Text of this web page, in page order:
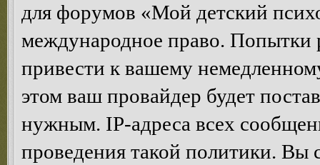
для форумов «Мой детский
международное право. Попытки
привести к вашему
этом ваш провайдер будет
нужным. IP-адреса всех
проведения такой политики. Вы